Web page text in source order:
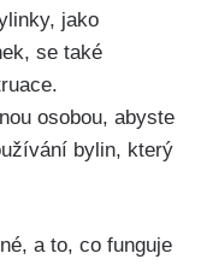
jako
se ⁤také
osobou, abyste
bylin, který
a ⁢to,⁢ co​ funguje⁤